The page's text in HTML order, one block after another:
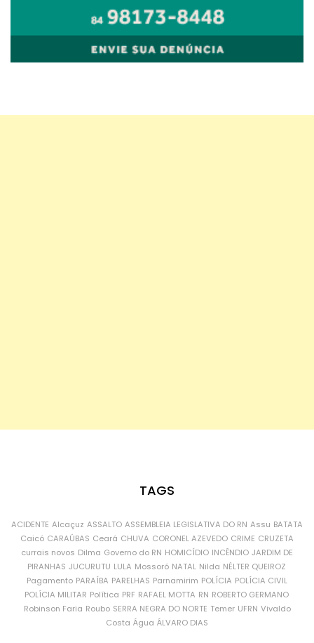
TAGS
ACIDENTE Alcaçuz ASSALTO ASSEMBLEIA LEGISLATIVA DO RN Assu BATATA
Caicó CARAÚBAS Ceará CHUVA CORONEL AZEVEDO CRIME CRUZETA
currais novos Dilma Governo do RN HOMICÍDIO INCÊNDIO JARDIM DE
PIRANHAS JUCURUTU LULA Mossoró NATAL Nilda NÉLTER QUEIROZ
Pagamento PARAÍBA PARELHAS Parnamirim POLÍCIA POLÍCIA CIVIL
POLÍCIA MILITAR Política PRF RAFAEL MOTTA RN ROBERTO GERMANO
Robinson Faria Roubo SERRA NEGRA DO NORTE Temer UFRN Vivaldo
Costa Água ÁLVARO DIAS